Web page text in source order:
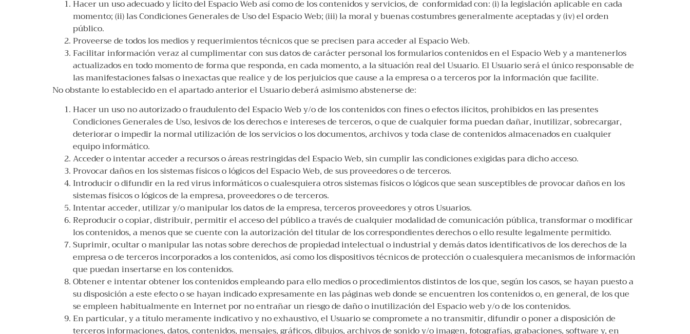
Hacer un uso adecuado y lícito del Espacio Web así como de los contenidos y servicios, de conformidad con: (i) la legislación aplicable en cada
momento; (ii) las Condiciones Generales de Uso del Espacio Web; (iii) la moral y buenas costumbres generalmente aceptadas y (iv) el orden
público.
Proveerse de todos los medios y requerimientos técnicos que se precisen para acceder al Espacio Web.
Facilitar información veraz al cumplimentar con sus datos de carácter personal los formularios contenidos en el Espacio Web y a mantenerlos
actualizados en todo momento de forma que responda, en cada momento, a la situación real del Usuario. El Usuario será el único responsable de
las manifestaciones falsas o inexactas que realice y de los perjuicios que cause a la empresa o a terceros por la información que facilite.
No obstante lo establecido en el apartado anterior el Usuario deberá asimismo abstenerse de:
Hacer un uso no autorizado o fraudulento del Espacio Web y/o de los contenidos con fines o efectos ilícitos, prohibidos en las presentes
Condiciones Generales de Uso, lesivos de los derechos e intereses de terceros, o que de cualquier forma puedan dañar, inutilizar, sobrecargar,
deteriorar o impedir la normal utilización de los servicios o los documentos, archivos y toda clase de contenidos almacenados en cualquier
equipo informático.
Acceder o intentar acceder a recursos o áreas restringidas del Espacio Web, sin cumplir las condiciones exigidas para dicho acceso.
Provocar daños en los sistemas físicos o lógicos del Espacio Web, de sus proveedores o de terceros.
Introducir o difundir en la red virus informáticos o cualesquiera otros sistemas físicos o lógicos que sean susceptibles de provocar daños en los
sistemas físicos o lógicos de la empresa, proveedores o de terceros.
Intentar acceder, utilizar y/o manipular los datos de la empresa, terceros proveedores y otros Usuarios.
Reproducir o copiar, distribuir, permitir el acceso del público a través de cualquier modalidad de comunicación pública, transformar o modificar
los contenidos, a menos que se cuente con la autorización del titular de los correspondientes derechos o ello resulte legalmente permitido.
Suprimir, ocultar o manipular las notas sobre derechos de propiedad intelectual o industrial y demás datos identificativos de los derechos de la
empresa o de terceros incorporados a los contenidos, así como los dispositivos técnicos de protección o cualesquiera mecanismos de información
que puedan insertarse en los contenidos.
Obtener e intentar obtener los contenidos empleando para ello medios o procedimientos distintos de los que, según los casos, se hayan puesto a
su disposición a este efecto o se hayan indicado expresamente en las páginas web donde se encuentren los contenidos o, en general, de los que
se empleen habitualmente en Internet por no entrañar un riesgo de daño o inutilización del Espacio web y/o de los contenidos.
En particular, y a título meramente indicativo y no exhaustivo, el Usuario se compromete a no transmitir, difundir o poner a disposición de
terceros informaciones, datos, contenidos, mensajes, gráficos, dibujos, archivos de sonido y/o imagen, fotografías, grabaciones, software y, en